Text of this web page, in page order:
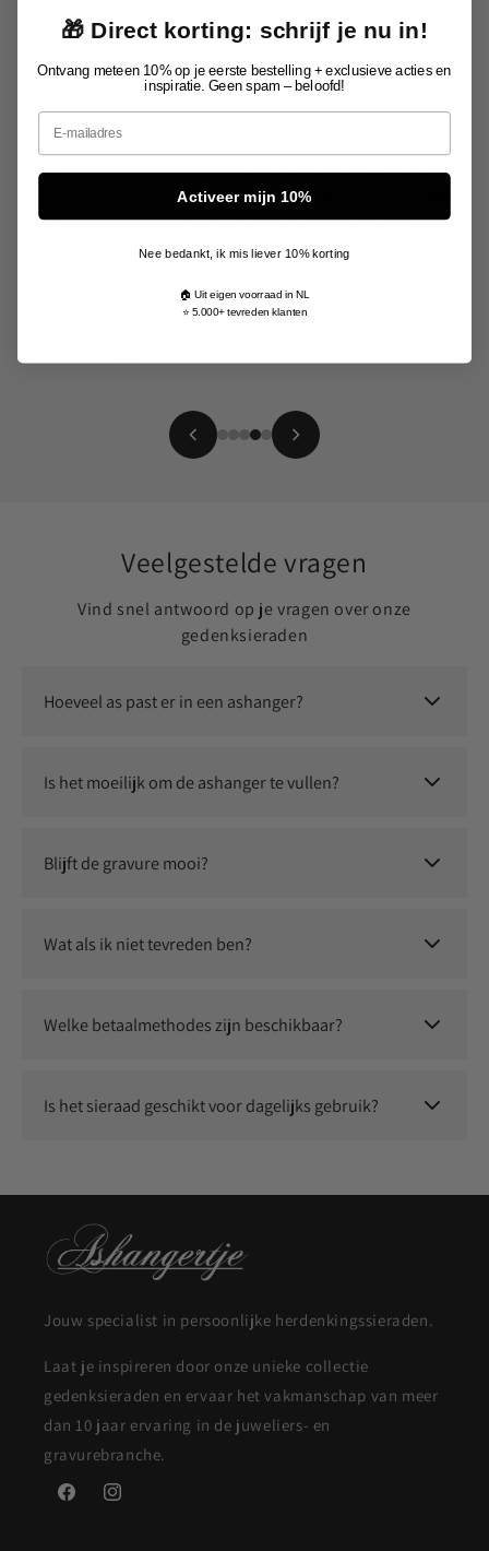
Het uploaden van de foto en het
personaliseren was veel makkelijker dan ik
dacht. Ik ben zó blij met het resultaat, het lijkt
Patricia
Veelgestelde vragen
Vind snel antwoord op je vragen over onze
gedenksieraden
Hoeveel as past er in een ashanger?
voldoende om jouw dierbare altijd dichtbij te dragen.
Is het moeilijk om de ashanger te vullen?
eventueel een vulsetje om het proces soepel te laten
verlopen.
Blijft de gravure mooi?
persoonlijke herinnering langdurig zichtbaar blijft.
Wat als ik niet tevreden ben?
en we zoeken samen naar een passende oplossing.
Welke betaalmethodes zijn beschikbaar?
Visa, Mastercard, Apple Pay en Google Pay.
Is het sieraad geschikt voor dagelijks gebruik?
Jouw specialist in persoonlijke herdenkingssieraden.
Laat je inspireren door onze unieke collectie
gedenksieraden en ervaar het vakmanschap van meer
dan 10 jaar ervaring in de juweliers- en
gravurebranche.
FacebookInstagram
🎁 Direct korting: schrijf je nu in!
Ontvang meteen 10% op je eerste bestelling + exclusieve acties en
inspiratie. Geen spam – beloofd!
Email
Activeer mijn 10%
Nee bedankt, ik mis liever 10% korting
🏠 Uit eigen voorraad in NL
⭐ 5.000+ tevreden klanten